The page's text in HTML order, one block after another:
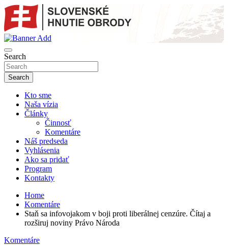
Skip
to
content
SLOVENSKÉ HNUTIE OBRODY
Search
Search
Kto sme
Naša vízia
Články
Činnosť
Komentáre
Náš predseda
Vyhlásenia
Ako sa pridať
Program
Kontakty
Home
Komentáre
Staň sa infovojakom v boji proti liberálnej cenzúre. Čítaj a
rozširuj noviny Právo Národa
Komentáre